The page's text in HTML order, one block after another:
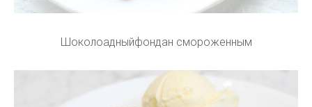
Шоколоадныйфондан смороженным